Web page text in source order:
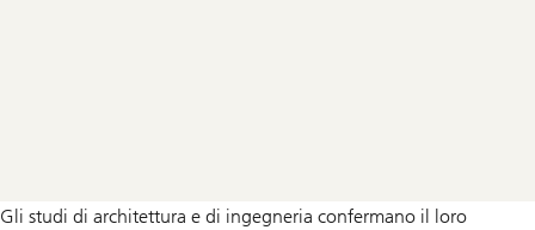
Gli studi di architettura e di ingegneria confermano il loro